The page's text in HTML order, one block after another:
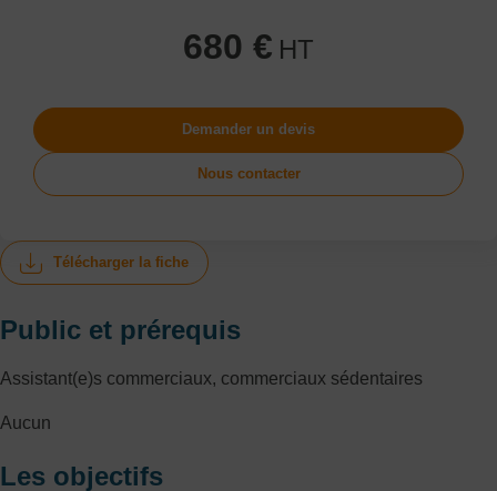
Télécharger la fiche
Public et prérequis
Assistant(e)s commerciaux, commerciaux sédentaires
Aucun
Les objectifs
680 € HT
Demander un devis
Nous contacter